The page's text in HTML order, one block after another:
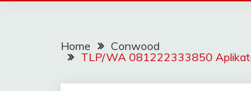
Home
Conwood
TLP/WA 081222333850